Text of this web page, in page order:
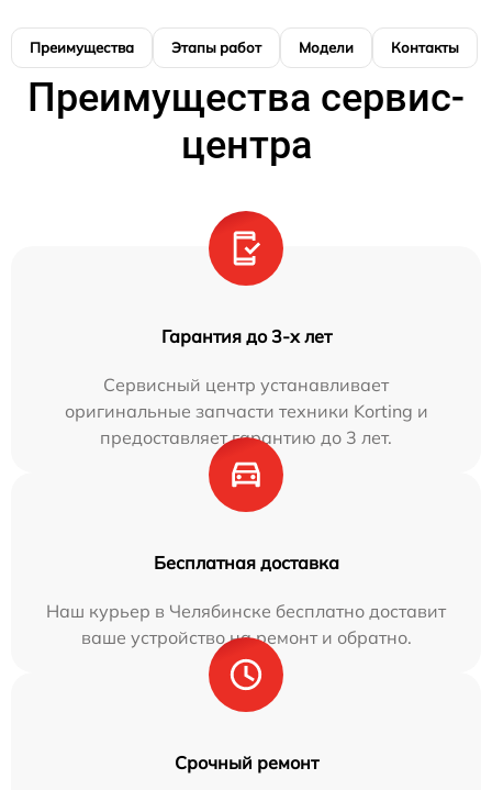
Преимущества Этапы работ Модели Контакты
Преимущества сервис-
центра
Гарантия до 3-х лет
Сервисный центр устанавливает
оригинальные запчасти техники Korting и
предоставляет гарантию до 3 лет.
Бесплатная доставка
Наш курьер в Челябинске бесплатно доставит
ваше устройство на ремонт и обратно.
Срочный ремонт